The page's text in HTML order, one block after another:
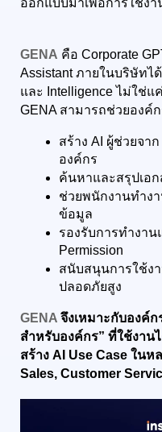
ออกแบบมาเพื่อการใช้ง
GENA คือ Corporate
Assistant ภายในบริษัทไ
และ Intelligence ไม่ใช่แ
GENA สามารถช่วยองค์
สร้าง AI ผู้ช่วยจา
องค์กร
ค้นหาและสรุปเอก
ช่วยพนักงานทำงา
ข้อมูล
รองรับการทำงา
Permission
สนับสนุนการใช้ง
ปลอดภัยสูง
GENA จึงเหมาะกับองค์
สำหรับองค์กร” ที่ใช้งาน
สร้าง AI Use Case ในห
Sales, Customer